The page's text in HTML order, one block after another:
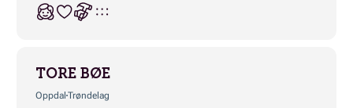
TORE BØE
OppdalTrøndelag